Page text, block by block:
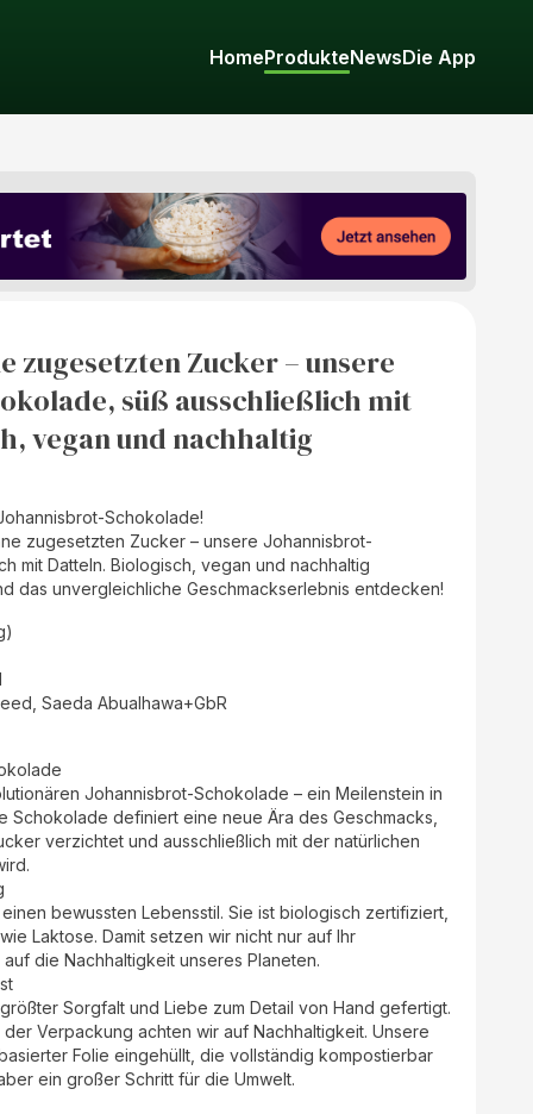
HomeProdukteNewsDie App
zugesetzten Zucker – unsere
süß ausschließlich mit
vegan und nachhaltig
Schokolade!
zugesetzten Zucker – unsere Johannisbrot-
mit Datteln. Biologisch, vegan und nachhaltig
das unvergleichliche Geschmackserlebnis entdecken!
Saeda Abualhawa+GbR
Johannisbrot-Schokolade – ein Meilenstein in
Schokolade definiert eine neue Ära des Geschmacks,
verzichtet und ausschließlich mit der natürlichen
bewussten Lebensstil. Sie ist biologisch zertifiziert,
Laktose. Damit setzen wir nicht nur auf Ihr
die Nachhaltigkeit unseres Planeten.
Sorgfalt und Liebe zum Detail von Hand gefertigt.
Verpackung achten wir auf Nachhaltigkeit. Unsere
Folie eingehüllt, die vollständig kompostierbar
ein großer Schritt für die Umwelt.